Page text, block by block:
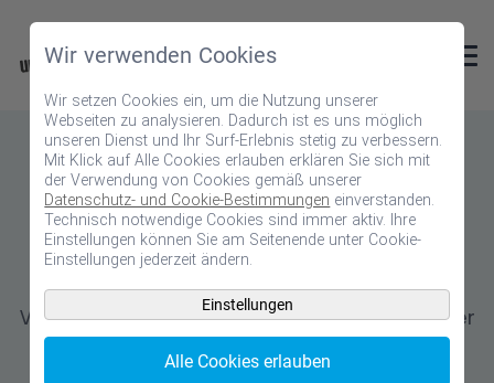
TAUFE
Gratis Motive für die
schönste Taufkarte
Verschenken Sie zur Taufe eine Botschaft voller
Glückwünsche und Liebe und zaubern Sie ein
Wir verwenden Cookies
Wir setzen Cookies ein, um die Nutzung unserer
Webseiten zu analysieren. Dadurch ist es uns möglich
unseren Dienst und Ihr Surf-Erlebnis stetig zu verbessern.
Mit Klick auf Alle Cookies erlauben erklären Sie sich mit
der Verwendung von Cookies gemäß unserer
Datenschutz- und Cookie-Bestimmungen einverstanden.
Technisch notwendige Cookies sind immer aktiv. Ihre
Einstellungen können Sie am Seitenende unter Cookie-
Einstellungen jederzeit ändern.
Einstellungen
Alle Cookies erlauben